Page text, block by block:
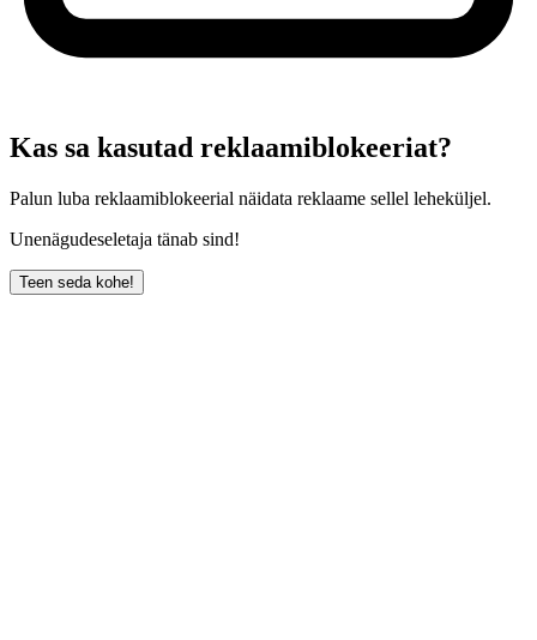
Kas sa kasutad reklaamiblokeeriat?
Palun luba reklaamiblokeerial näidata reklaame sellel leheküljel.
Unenägudeseletaja tänab sind!
Teen seda kohe!